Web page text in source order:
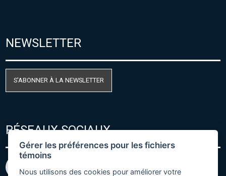
NEWSLETTER
S'ABONNER À LA NEWSLETTER
RÉSEAUX SOCIAUX
Gérer les préférences pour les fichiers
témoins
Nous utilisons des cookies pour améliorer votre